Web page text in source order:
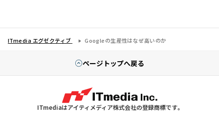
ITmedia エグゼクティブ Googleの生産性はなぜ高いのか
ページトップへ戻る
ITmediaはアイティメディア株式会社の登録商標です。